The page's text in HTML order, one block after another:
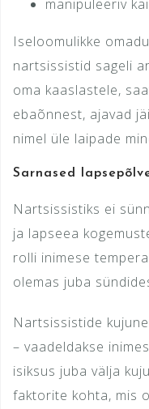
manipuleeriv
Iseloomulikke
nartsissistid sageli
oma kaaslastele,
ebaõnnest, ajavad
nimel üle laipade
Sarnased
Nartsissistiks ei
ja lapseea
rolli inimese
olemas juba
Nartsissistide
– vaadeldakse
isiksus juba välja
faktorite kohta, mis